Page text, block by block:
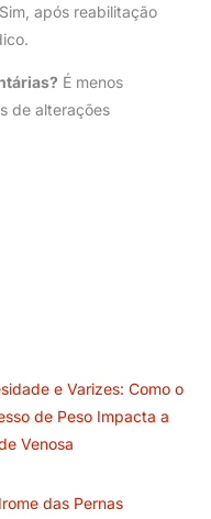
Sim, após reabilitação
É menos
de alterações
e Varizes: Como o
de Peso Impacta a
Venosa
das Pernas